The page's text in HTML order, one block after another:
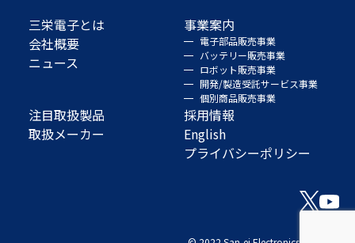
三栄電子とは
会社概要
ニュース
事業案内
電子部品販売事業
バッテリー販売事業
ロボット販売事業
開発/製造受託サービス事業
個別商品販売事業
注目取扱製品
取扱メーカー
採用情報
English
プライバシーポリシー